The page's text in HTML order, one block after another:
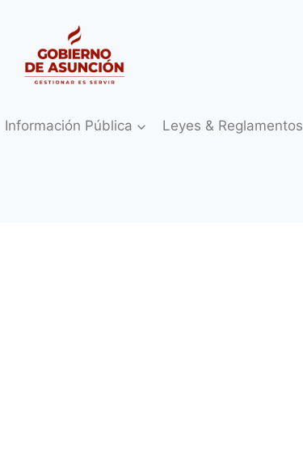
Información Pública Leyes & Reglamentos